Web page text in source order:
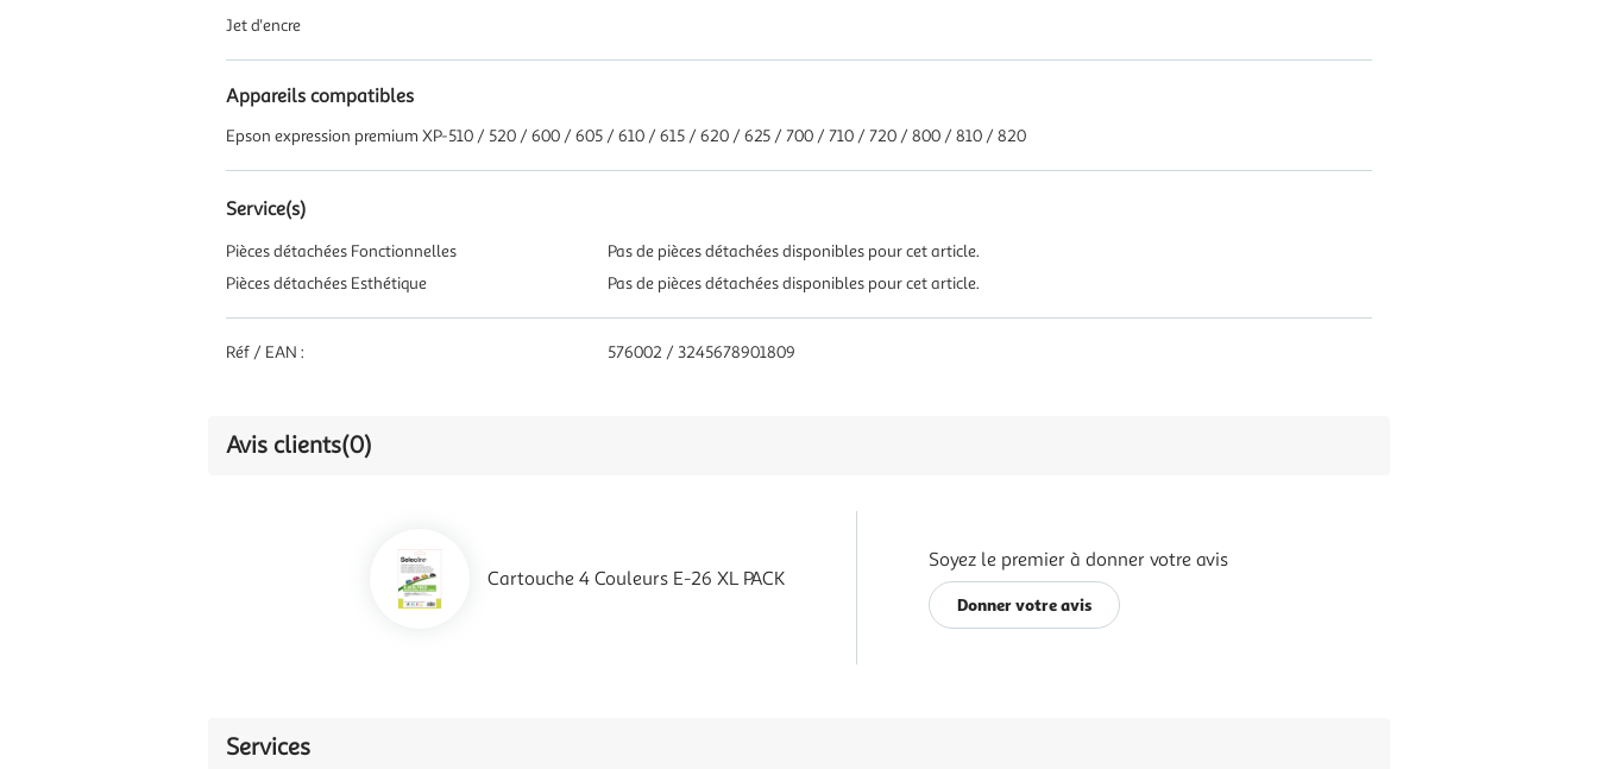
Jet d'encre
Appareils compatibles
Epson expression premium XP-510 / 520 / 600 / 605 / 610 / 615 / 620 / 625 / 700 / 710 / 720 / 800 / 810 / 820
Service(s)
Pièces détachées Fonctionnelles
Pas de pièces détachées disponibles pour cet article.
Pièces détachées Esthétique
Pas de pièces détachées disponibles pour cet article.
Réf / EAN : 576002 / 3245678901809
Avis clients(0)
Cartouche 4 Couleurs E-26 XL PACK
Soyez le premier à donner votre avis
Donner votre avis
Services